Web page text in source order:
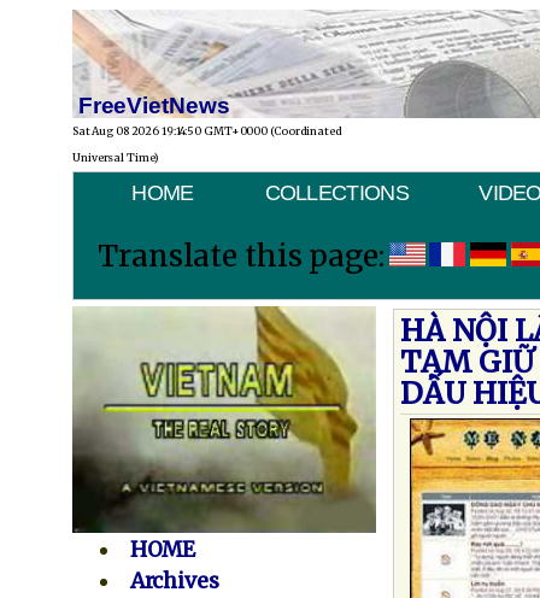
FreeVietNews
Sat Aug 08 2026 19:14:50 GMT+0000 (Coordinated
Universal Time)
HOME COLLECTIONS
Translate this page:
HOME
Archives
HÀ NỘI
TẠM GIỮ
DẤU